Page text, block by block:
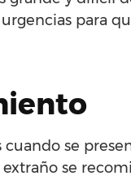
para
cuando se
se